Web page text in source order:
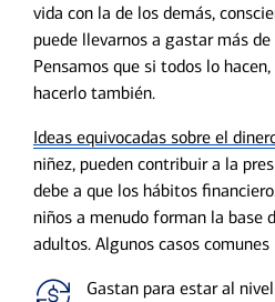
vida con la de los demás,
puede llevarnos a gastar más
Pensamos que si todos lo
hacerlo también.
Ideas equivocadas sobre el
niñez, pueden contribuir a la
debe a que los hábitos
niños a menudo forman la base
adultos. Algunos casos
Gastan para estar al